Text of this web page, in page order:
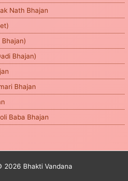
Nath Bhajan
Bhajan)
Bhajan)
Bhajan
Baba Bhajan
2026 Bhakti Vandana